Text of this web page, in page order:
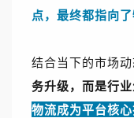
点，最终都指向
结合当下的市场
务升级，而是行
物流成为平台核